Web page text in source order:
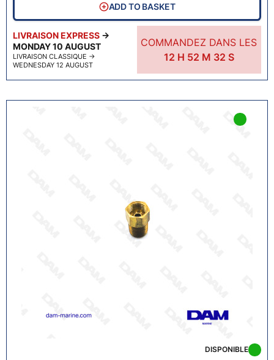
LIVRAISON EXPRESS →
MONDAY 10 AUGUST
LIVRAISON CLASSIQUE →
WEDNESDAY 12 AUGUST
COMMANDEZ DANS LES
12 H 52 M 31S
ADD TO BASKET
DISPONIBLE